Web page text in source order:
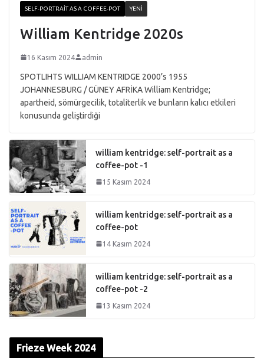
SELF-PORTRAIT AS A COFFEE-POT YENI
William Kentridge 2020s
16 Kasım 2024 admin
SPOTLIHTS WILLIAM KENTRIDGE 2000’s 1955
JOHANNESBURG / GÜNEY AFRİKA William Kentridge;
apartheid, sömürgecilik, totaliterlik ve bunların kalıcı etkileri
konusunda geliştirdiği
william kentridge: self-portrait as a
coffee-pot -1
15 Kasım 2024
william kentridge: self-portrait as a
coffee-pot
14 Kasım 2024
william kentridge: self-portrait as a
coffee-pot -2
13 Kasım 2024
Frieze Week 2024